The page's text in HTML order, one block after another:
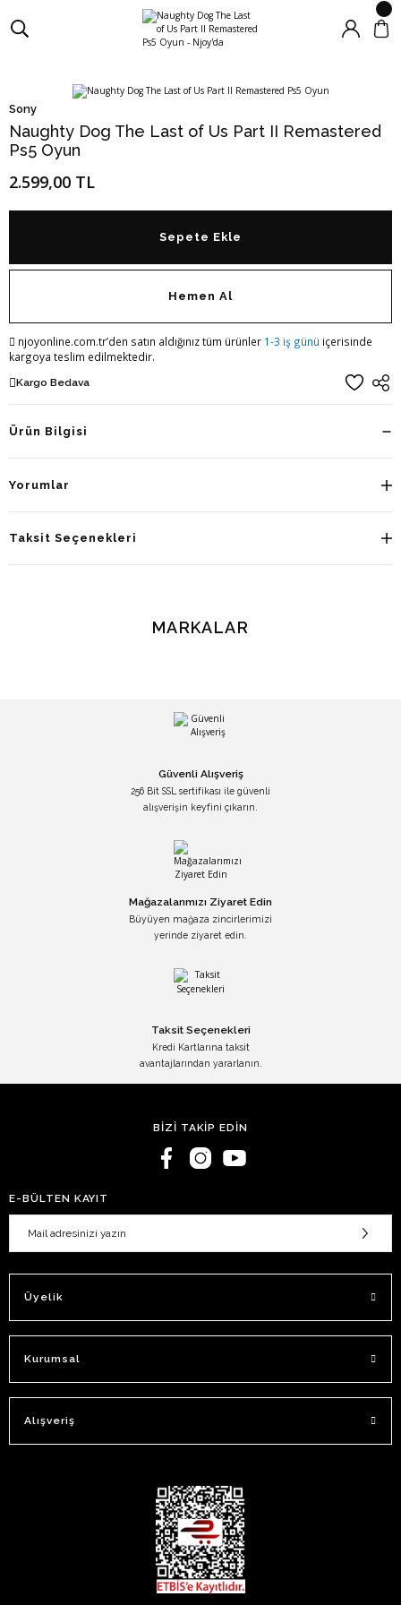
Sony
Naughty Dog The Last of Us Part II Remastered
Ps5 Oyun
2.599,00 TL
Sepete Ekle
Hemen Al
njoyonline.com.tr’den satın aldığınız tüm ürünler 1-3 iş günü içerisinde
kargoya teslim edilmektedir.
Kargo Bedava
Ürün Bilgisi
Yorumlar
Taksit Seçenekleri
MARKALAR
Güvenli Alışveriş
256 Bit SSL sertifikası ile güvenli
alışverişin keyfini çıkarın.
Mağazalarımızı Ziyaret Edin
Büyüyen mağaza zincirlerimizi
yerinde ziyaret edin.
Taksit Seçenekleri
Kredi Kartlarına taksit
avantajlarından yararlanın.
BİZİ TAKİP EDİN
E-BÜLTEN KAYIT
Üyelik
Kurumsal
Alışveriş